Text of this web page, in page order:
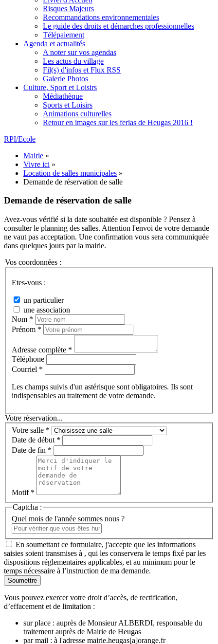
Risques Majeurs
Recommandations environnementales
Le guide des droits et démarches professionnelles
Télépaiement
Agenda et actualités
A noter sur vos agendas
Les actus du village
Fil(s) d'infos et Flux RSS
Galerie Photos
Culture, Sport et Loisirs
Médiathèque
Sports et Loisirs
Animations culturelles
Retour en images sur les ferias de Heugas 2016 !
RPI/Ecole
Mairie »
Vivre ici »
Location de salles municipales »
Demande de réservation de salle
Demande de réservation de salle
Avez-vous vérifié si la date souhaitée est disponible ? Pensez à
consulter le planning des salles. Attention l'envoi de votre demande
ne vaut pas acceptation. Une confirmation vous sera communiquée
dans quelques jours par la mairie.
Vos coordonnées :
Etes-vous :
un particulier
une association
Nom *
Prénom *
Adresse complète *
Téléphone
Courriel *
Les champs suivis d'un astérisque sont obligatoires. Ils sont
indispensables au traitement de votre demande.
Votre réservation...
Votre salle *
Date de début *
Date de fin *
Motif *
Captcha :
Quel mois de l'année sommes nous ?
En soumettant ce formulaire, j'accepte que les informations
saisies soient transmises à , qui les conservera le temps fixé par les
dispositions réglementaires applicables, et au minimum pour le
temps nécessaire à l’instruction de ma demande.
Vous pouvez exercer votre droit d’accès, de rectification,
d’effacement et de limitation :
sur place : auprès de Monsieur ALBERDI, responsable du
traitement auprès de Mairie de Heugas
par mail : à l'adresse mairie.heugas[a]orange.fr